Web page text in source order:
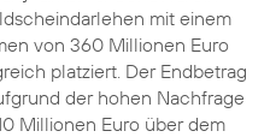
mit einem
von 360 Millionen Euro
platziert. Der Endbetrag
der hohen Nachfrage
Millionen Euro über dem